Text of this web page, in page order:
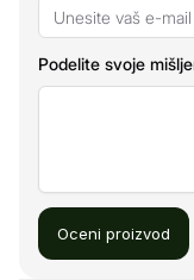
Podelite svoje
Oceni proizvod